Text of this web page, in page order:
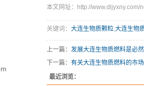
本文网址：http://www.dljyxny.com/
关键词： 大连生物质颗粒,大连生物
上一篇： 发展大连生物质燃料是必
下一篇： 有关大连生物质燃料的市
最近浏览：